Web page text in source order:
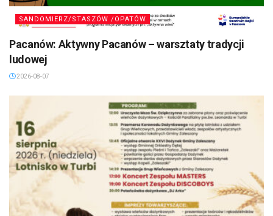
SANDOMIERZ/STASZÓW /OPATÓW
Pacanów: Aktywny Pacanów – warsztaty tradycji
ludowej
2026-08-07